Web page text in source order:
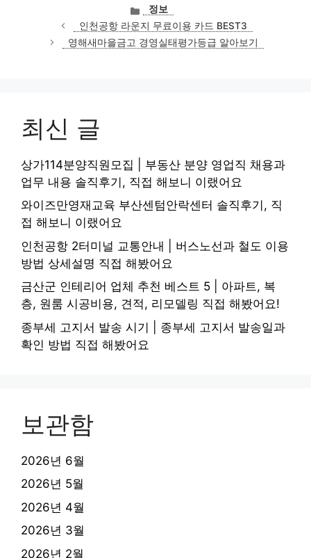
카
테
고
리
정보
인천공항 라운지 무료이용 카드 BEST3
영해새마을금고 경영실태평가등급 알아보기
최신 글
상가114분양직원모집 | 부동산 분양 영업직 채용과
업무 내용 솔직후기, 직접 해보니 이랬어요
와이즈만영재교육 부산센텀안락센터 솔직후기, 직
접 해보니 이랬어요
인천공항 2터미널 교통안내 | 버스노선과 철도 이용
방법 상세설명 직접 해봤어요
금산군 인테리어 업체 추천 베스트 5 | 아파트, 복
층, 원룸 시공비용, 견적, 리모델링 직접 해봤어요!
종부세 고지서 발송 시기 | 종부세 고지서 발송일과
확인 방법 직접 해봤어요
보관함
2026년 6월
2026년 5월
2026년 4월
2026년 3월
2026년 2월